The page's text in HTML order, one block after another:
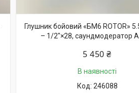
Глушник бойовий «БМ6 ROTOR»
– 1/2"×28, саундмодератор
5 450 ₴
В наявності
246088